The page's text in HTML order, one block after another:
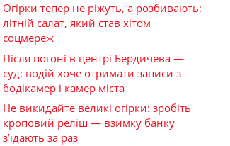
Огірки тепер не ріжуть, а розбивають:
літній салат, який став хітом
соцмереж
Після погоні в центрі Бердичева —
суд: водій хоче отримати записи з
бодікамер і камер міста
Не викидайте великі огірки: зробіть
кроповий реліш — взимку банку
з’їдають за раз